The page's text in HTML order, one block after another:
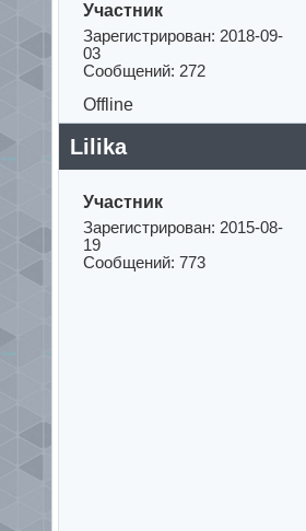
Участник
Зарегистрирован: 2018-09-
03
Сообщений: 272
Offline
Lilika
Участник
Зарегистрирован: 2015-08-
19
Сообщений: 773